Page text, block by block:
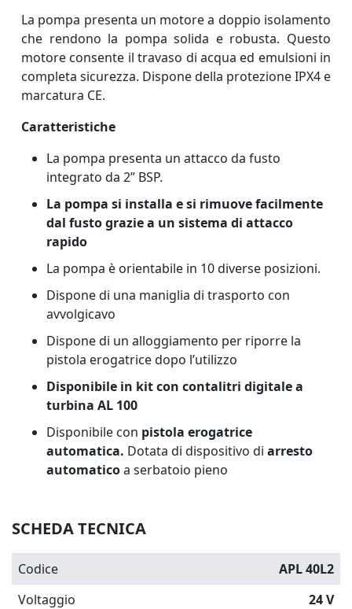
La pompa presenta un motore a doppio isolamento
che rendono la pompa solida e robusta. Questo
motore consente il travaso di acqua ed emulsioni in
completa sicurezza. Dispone della protezione IPX4 e
marcatura CE.
Caratteristiche
La pompa presenta un attacco da fusto
integrato da 2” BSP.
La pompa si installa e si rimuove facilmente
dal fusto grazie a un sistema di attacco
rapido
La pompa è orientabile in 10 diverse posizioni.
Dispone di una maniglia di trasporto con
avvolgicavo
Dispone di un alloggiamento per riporre la
pistola erogatrice dopo l’utilizzo
Disponibile in kit con contalitri digitale a
turbina AL 100
Disponibile con pistola erogatrice
automatica. Dotata di dispositivo di arresto
automaticoa serbatoio pieno
SCHEDA TECNICA
Codice
APL 40L2
Voltaggio
24 V